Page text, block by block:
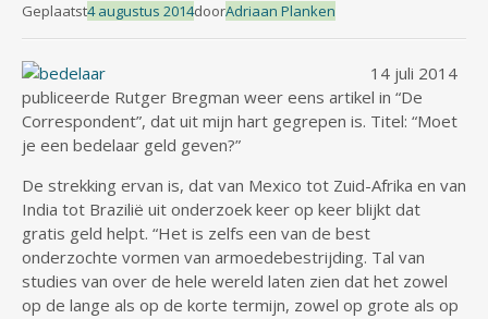
Geplaatst4 augustus 2014doorAdriaan Planken
14 juli 2014
publiceerde Rutger Bregman weer eens artikel in “De
Correspondent”, dat uit mijn hart gegrepen is. Titel: “Moet
je een bedelaar geld geven?”
De strekking ervan is, dat van Mexico tot Zuid-Afrika en van
India tot Brazilië uit onderzoek keer op keer blijkt dat
gratis geld helpt. “Het is zelfs een van de best
onderzochte vormen van armoedebestrijding. Tal van
studies van over de hele wereld laten zien dat het zowel
op de lange als op de korte termijn, zowel op grote als op